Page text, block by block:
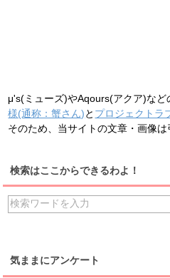
μ's(ミューズ)やAqours(アクア)など
様(通称：蟹さん)と プロジェクトラ
そのため、当サイトの文章・画像は
検索はここからできるわよ！
気ままにアンケート